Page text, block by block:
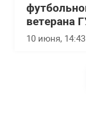
ветерана
10 июня, 14:43